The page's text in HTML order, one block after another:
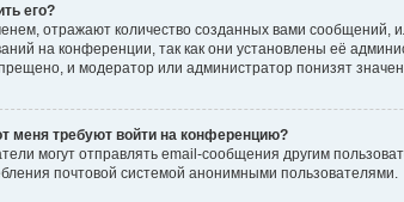
его?
отражают количество созданных вами
на конференции, так как они установлены её
и модератор или администратор понизят
меня требуют войти на конференцию?
могут отправлять email-сообщения другим
почтовой системой анонимными пользователями.